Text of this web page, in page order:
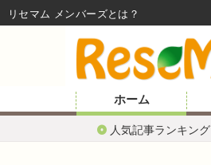
ホーム
人気記事ランキング
リセマム メンバーズ